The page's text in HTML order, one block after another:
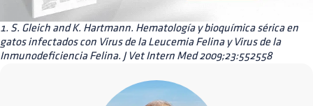
1. S. Gleich and K. Hartmann. Hematología y bioquímica sérica en
gatos infectados con Virus de la Leucemia Felina y Virus de la
Inmunodeficiencia Felina. J Vet Intern Med 2009;23:552558